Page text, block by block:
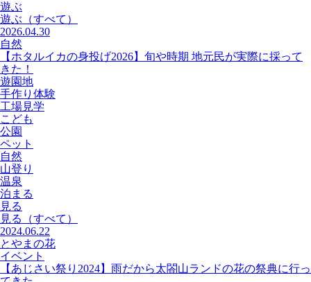
遊ぶ
遊ぶ （すべて）
2026.04.30
自然
【ホタルイカの身投げ2026】旬や時期 地元民が実際に採って
きた！
遊園地
手作り体験
工場見学
こども
公園
ペット
自然
山登り
温泉
泊まる
見る
見る
（すべて）
2024.06.22
とやまの花
イベント
【あじさい祭り2024】雨だから太閤山ランドの花の祭典に行っ